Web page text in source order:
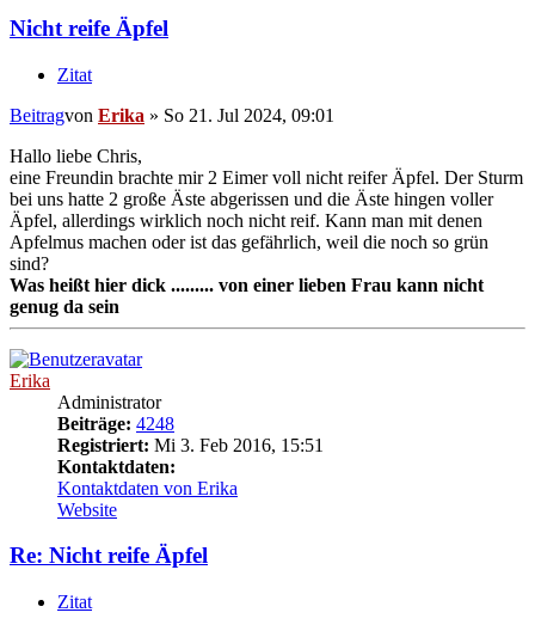
Nicht reife Äpfel
Zitat
Beitragvon Erika » So 21. Jul 2024, 09:01
Hallo liebe Chris,
eine Freundin brachte mir 2 Eimer voll nicht reifer Äpfel. Der Sturm
bei uns hatte 2 große Äste abgerissen und die Äste hingen voller
Äpfel, allerdings wirklich noch nicht reif. Kann man mit denen
Apfelmus machen oder ist das gefährlich, weil die noch so grün
sind?
Was heißt hier dick ......... von einer lieben Frau kann nicht
genug da sein
Erika
Administrator
Beiträge: 4248
Registriert: Mi 3. Feb 2016, 15:51
Kontaktdaten:
Kontaktdaten von Erika
Website
Re: Nicht reife Äpfel
Zitat